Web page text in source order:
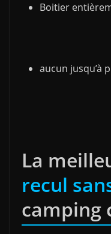
Boitier
aucun jusqu’à
La
recul
camping